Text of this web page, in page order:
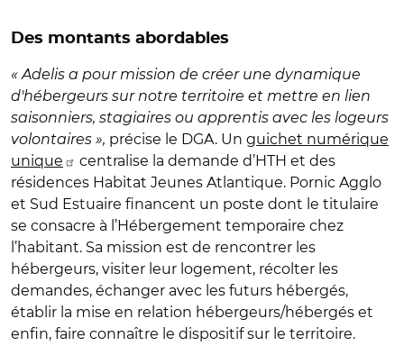
Des montants abordables
« Adelis a pour mission de créer une dynamique
d'hébergeurs sur notre territoire et mettre en lien
saisonniers, stagiaires ou apprentis avec les logeurs
volontaires », précise le DGA. Un guichet numérique
unique
centralise la demande d’HTH et des
résidences Habitat Jeunes Atlantique. Pornic Agglo
et Sud Estuaire financent un poste dont le titulaire
se consacre à l’Hébergement temporaire chez
l’habitant. Sa mission est de rencontrer les
hébergeurs, visiter leur logement, récolter les
demandes, échanger avec les futurs hébergés,
établir la mise en relation hébergeurs/hébergés et
enfin, faire connaître le dispositif sur le territoire.